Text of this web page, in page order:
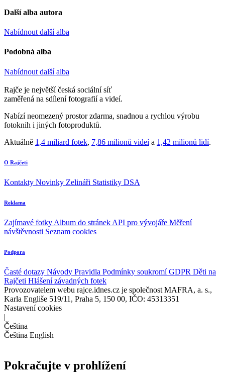
Další alba autora
Nabídnout další alba
Podobná alba
Nabídnout další alba
Rajče je největší česká sociální síť
zaměřená na sdílení fotografií a videí.
Nabízí neomezený prostor zdarma, snadnou a rychlou výrobu
fotoknih i jiných fotoproduktů.
Aktuálně 1,4 miliard fotek, 7,86 milionů videía 1,42 milionů lidí.
O Rajčeti
Kontakty Novinky Zelináři Statistiky DSA
Reklama
Zajímavé fotky Album do stránek API pro vývojáře Měření
návštěvnosti Seznam cookies
Podpora
Časté dotazy Návody Pravidla Podmínky soukromíGDPR Děti na
Rajčeti Hlášení závadných fotek
Provozovatelem webu rajce.idnes.cz je společnost MAFRA, a. s.,
Karla Engliše 519/11, Praha 5, 150 00, IČO: 45313351
Nastavení cookies
|
Čeština
Čeština English
Pokračujte v prohlížení